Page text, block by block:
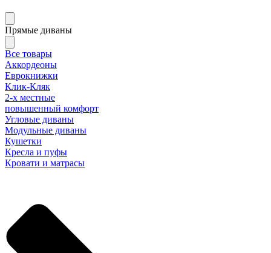
Прямые диваны
Все товары
Аккордеоны
Еврокнижки
Клик-Кляк
2-х местные
повышенный комфорт
Угловые диваны
Модульные диваны
Кушетки
Кресла и пуфы
Кровати и матрасы